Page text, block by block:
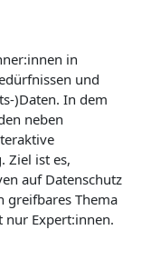
in
und
)Daten. In dem
neben
Ziel ist es,
auf Datenschutz
greifbares Thema
Expert:innen.